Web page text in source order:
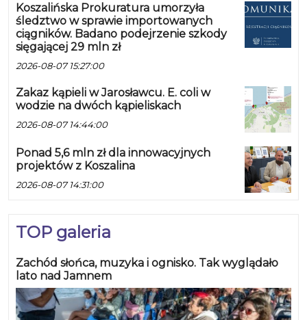
Koszalińska Prokuratura umorzyła
śledztwo w sprawie importowanych
ciągników. Badano podejrzenie szkody
sięgającej 29 mln zł
2026-08-07 15:27:00
Zakaz kąpieli w Jarosławcu. E. coli w
wodzie na dwóch kąpieliskach
2026-08-07 14:44:00
Ponad 5,6 mln zł dla innowacyjnych
projektów z Koszalina
2026-08-07 14:31:00
TOP galeria
Zachód słońca, muzyka i ognisko. Tak wyglądało
lato nad Jamnem